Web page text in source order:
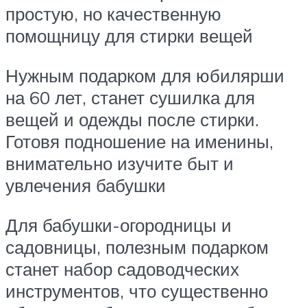
простую, но качественную
помощницу для стирки вещей
Нужным подарком для юбилярши
на 60 лет, станет сушилка для
вещей и одежды после стирки.
Готовя подношение на именины,
внимательно изучите быт и
увлечения бабушки
Для бабушки-огородницы и
садовницы, полезным подарком
станет набор садоводческих
инструментов, что существенно